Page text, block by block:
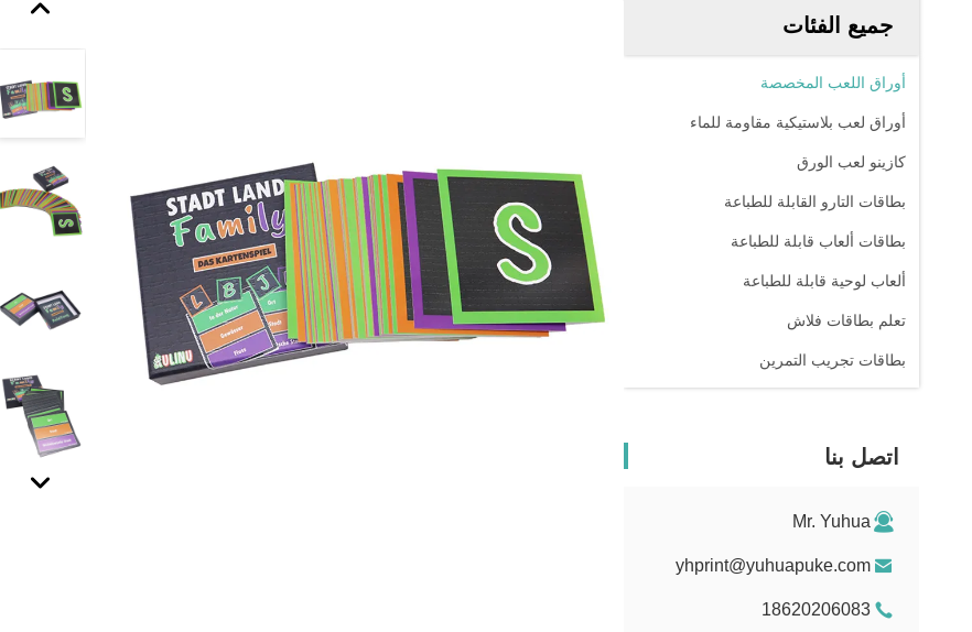
جميع الفئات
أوراق اللعب المخصصة
أوراق لعب بلاستيكية مقاومة للماء
كازينو لعب الورق
بطاقات التارو القابلة للطباعة
بطاقات ألعاب قابلة للطباعة
ألعاب لوحية قابلة للطباعة
تعلم بطاقات فلاش
بطاقات تجريب التمرين
اتصل بنا
Mr. Yuhua
yhprint@yuhuapuke.com
18620206083